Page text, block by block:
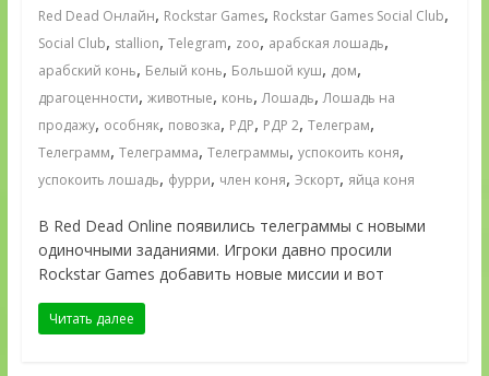
Red Dead Онлайн, Rockstar Games, Rockstar Games Social Club,
Social Club, stallion, Telegram, zoo, арабская лошадь,
арабский конь, Белый конь, Большой куш, дом,
драгоценности, животные, конь,Лошадь,Лошадь на
продажу, особняк, повозка, РДР, РДР 2, Телеграм,
Телеграмм, Телеграмма, Телеграммы, успокоить коня,
успокоить лошадь, фурри, член коня, Эскорт, яйца коня
В Red Dead Online появились телеграммы с новыми
одиночными заданиями. Игроки давно просили
Rockstar Games добавить новые миссии и вот
Читать далее